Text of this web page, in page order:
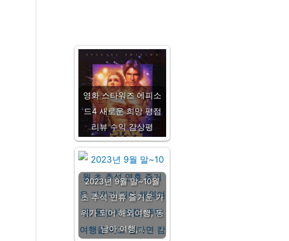
영화 스타워즈 에피소
드4 새로운 희망 평점
리뷰 수익 감상평
2023년 9월 말~10월
초 추석 연휴 즐거운 가
위가 되어 해외여행, 동
남아 여행,…